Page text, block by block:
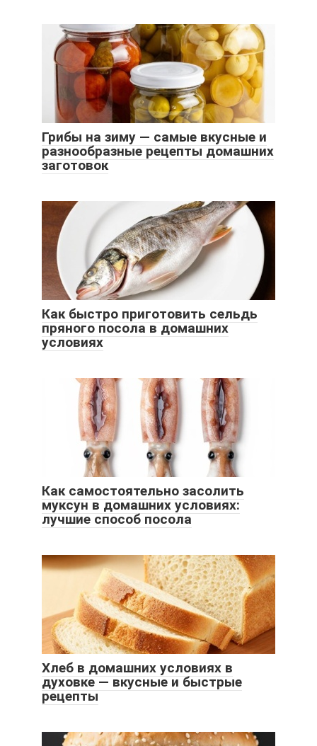
Грибы на зиму — самые вкусные и
разнообразные рецепты домашних
заготовок
Как быстро приготовить сельдь
пряного посола в домашних
условиях
Как самостоятельно засолить
муксун в домашних условиях:
лучшие способ посола
Хлеб в домашних условиях в
духовке — вкусные и быстрые
рецепты